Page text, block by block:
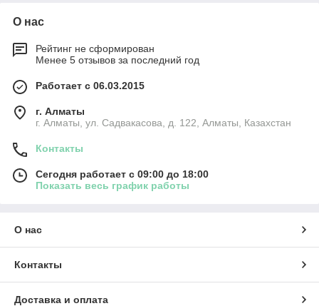
О нас
Рейтинг не сформирован
Менее 5 отзывов за последний год
Работает с 06.03.2015
г. Алматы
г. Алматы, ул. Садвакасова, д. 122, Алматы, Казахстан
Контакты
Сегодня работает с 09:00 до 18:00
Показать весь график работы
О нас
Контакты
Доставка и оплата